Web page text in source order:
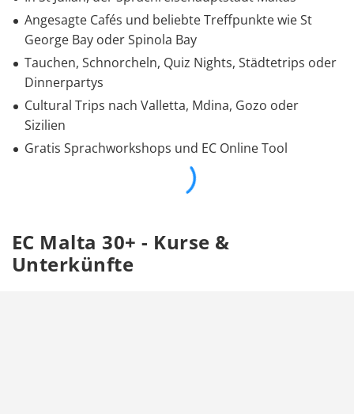
Angesagte Cafés und beliebte Treffpunkte wie St
George Bay oder Spinola Bay
Tauchen, Schnorcheln, Quiz Nights, Städtetrips oder
Dinnerpartys
Cultural Trips nach Valletta, Mdina, Gozo oder
Sizilien
Gratis Sprachworkshops und EC Online Tool
EC Malta 30+ - Kurse &
Unterkünfte